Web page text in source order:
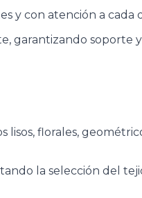
y con atención a cada
garantizando soporte
florales,
la selección del